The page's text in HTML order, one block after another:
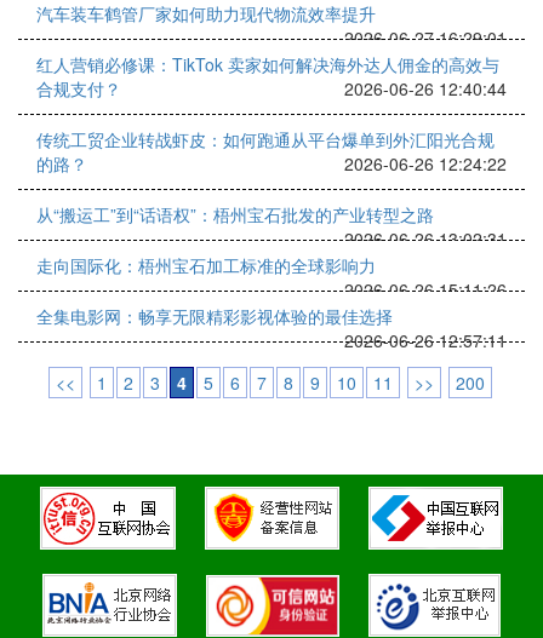
汽车装车鹤管厂家如何助力现代物流效率提升
2026-06-27 16:29:01
红人营销必修课：TikTok 卖家如何解决海外达人佣金的高效与
合规支付？
2026-06-26 12:40:44
传统工贸企业转战虾皮：如何跑通从平台爆单到外汇阳光合规
的路？
2026-06-26 12:24:22
从“搬运工”到“话语权”：梧州宝石批发的产业转型之路
2026-06-26 13:02:31
走向国际化：梧州宝石加工标准的全球影响力
2026-06-26 15:11:26
全集电影网：畅享无限精彩影视体验的最佳选择
2026-06-26 12:57:11
<<
1 2 3 4 5 6 7 8 9 10 11 >> 200